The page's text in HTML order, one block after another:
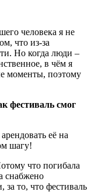
человека я не
что из-за
Но когда люди –
в чём я
моменты, поэтому
фестиваль смог
её на
шагу!
что погибала
снабжено
то, что фестиваль